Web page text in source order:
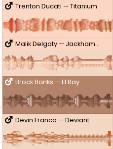
Trenton Ducati — Titanium
Malik Delgaty — Jackhammer
Brock Banks — El Ray
Devin Franco — Deviant